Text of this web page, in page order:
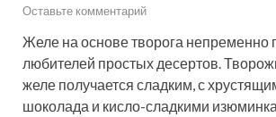
Оставьте комментарий
Желе на основе творога непременно
любителей простых десертов.
желе получается сладким, с
шоколада и кисло-сладкими